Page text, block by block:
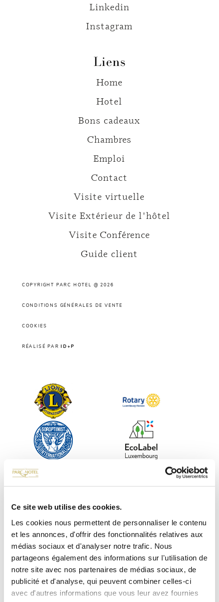
Ce site web utilise des cookies.
Les cookies nous permettent de personnaliser le contenu
et les annonces, d'offrir des fonctionnalités relatives aux
médias sociaux et d'analyser notre trafic. Nous
partageons également des informations sur l'utilisation de
notre site avec nos partenaires de médias sociaux, de
publicité et d'analyse, qui peuvent combiner celles-ci
avec d'autres informations que vous leur avez fournies
Linkedin
Instagram
Liens
Home
Hotel
Bons cadeaux
Chambres
Emploi
Contact
Visite virtuelle
Visite Extérieur de l'hôtel
Visite Conférence
Guide client
COPYRIGHT PARC HOTEL @ 2026
CONDITIONS GÉNÉRALES DE VENTE
COOKIES
RÉALISÉ PAR ID+P